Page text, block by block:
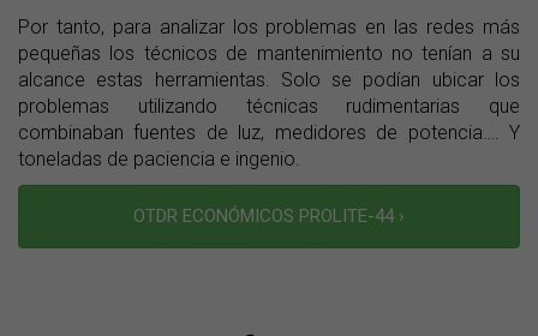
Por tanto, para analizar los problemas en las redes más
pequeñas los técnicos de mantenimiento no tenían a su
alcance estas herramientas. Solo se podían ubicar los
problemas utilizando técnicas rudimentarias que
combinaban fuentes de luz, medidores de potencia…. Y
toneladas de paciencia e ingenio.
OTDR ECONÓMICOS PROLITE-44 ›